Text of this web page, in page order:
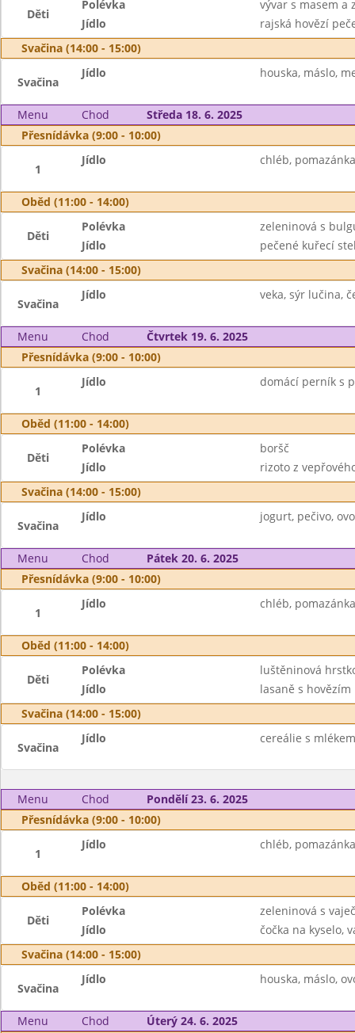
Děti
Polévka
vývar s masem a
Jídlo
rajská hovězí
Svačina (14:00 - 15:00)
Svačina
Jídlo houska, máslo,
Menu Chod
Středa 18. 6. 2025
Přesnídávka (9:00 - 10:00)
1
Jídlo chléb,
Oběd (11:00 - 14:00)
Děti
Polévka
zeleninová s
Jídlo
pečené kuřecí
Svačina (14:00 - 15:00)
Svačina
Jídlo veka, sýr lučina,
Menu Chod
Čtvrtek 19. 6. 2025
Přesnídávka (9:00 - 10:00)
1
Jídlo domácí perník s
Oběd (11:00 - 14:00)
Děti
Polévka
boršč
Jídlo
rizoto z
Svačina (14:00 - 15:00)
Svačina
Jídlo jogurt, pečivo,
Menu Chod
Pátek 20. 6. 2025
Přesnídávka (9:00 - 10:00)
1
Jídlo chléb,
Oběd (11:00 - 14:00)
Děti
Polévka
luštěninová
Jídlo
lasaně s
Svačina (14:00 - 15:00)
Svačina
Jídlo cereálie s
Menu Chod
Pondělí 23. 6. 2025
Přesnídávka (9:00 - 10:00)
1
Jídlo chléb,
Oběd (11:00 - 14:00)
Děti
Polévka
zeleninová s
Jídlo
čočka na kyselo,
Svačina (14:00 - 15:00)
Svačina
Jídlo houska, máslo,
Menu Chod
Úterý 24. 6. 2025